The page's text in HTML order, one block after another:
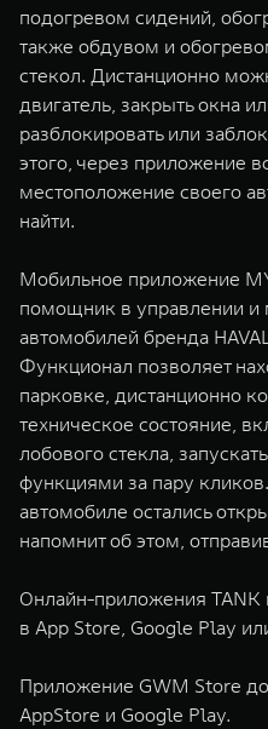
подогревом сидений,
также обдувом и
стекол. Дистанционно
двигатель, закрыть окна
разблокировать или
этого, через приложение
местоположение своего
найти.
Мобильное приложение
помощник в управлении и
автомобилей бренда
Функционал позволяет
парковке, дистанционно
техническое состояние,
лобового стекла,
функциями за пару
автомобиле остались
напомнит об этом,
Онлайн-приложения TANK
в App Store, Google Play
Приложение GWM Store
AppStore и Google Play.